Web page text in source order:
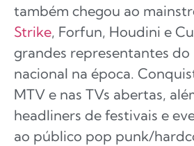
também chegou ao
Strike, Forfun, Houdini e
grandes representantes
nacional na época.
MTV e nas TVs abertas,
headliners de festivais e
ao público pop punk/